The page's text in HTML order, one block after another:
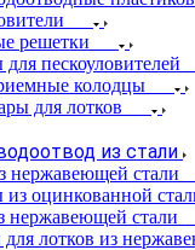
решетки
пескоуловителей
колодцы
для лотков
из стали
нержавеющей стали
оцинкованной
нержавеющей стали
лотков из